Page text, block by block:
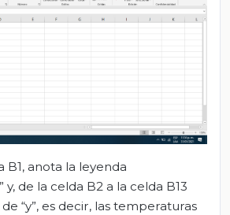
B1, anota la leyenda
y, de la celda B2 a la celda B13
“y”, es decir, las temperaturas